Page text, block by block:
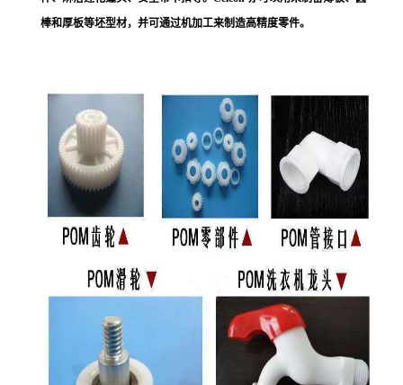
棒和厚板等坯型材，并可通过机加工来制造高精度零件。